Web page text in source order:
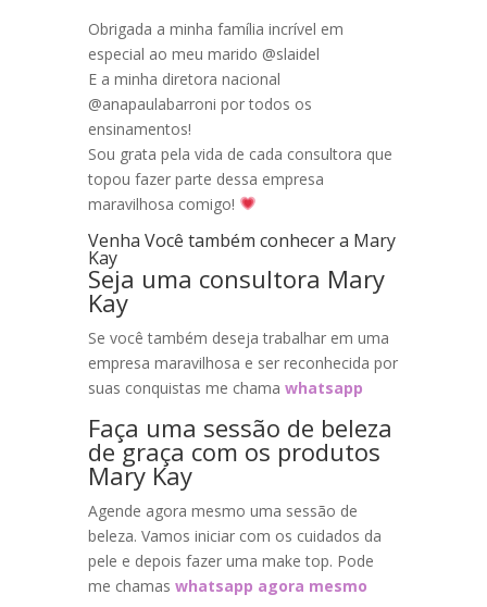
Obrigada a minha família incrível em
especial ao meu marido @slaidel
E a minha diretora nacional
@anapaulabarroni por todos os
ensinamentos!
Sou grata pela vida de cada consultora que
topou fazer parte dessa empresa
maravilhosa comigo!
Venha Você também conhecer a Mary
Kay
Seja uma consultora Mary
Kay
Se você também deseja trabalhar em uma
empresa maravilhosa e ser reconhecida por
suas conquistas me chama whatsapp
Faça uma sessão de beleza
de graça com os produtos
Mary Kay
Agende agora mesmo uma sessão de
beleza. Vamos iniciar com os cuidados da
pele e depois fazer uma make top. Pode
me chamas whatsapp agora mesmo